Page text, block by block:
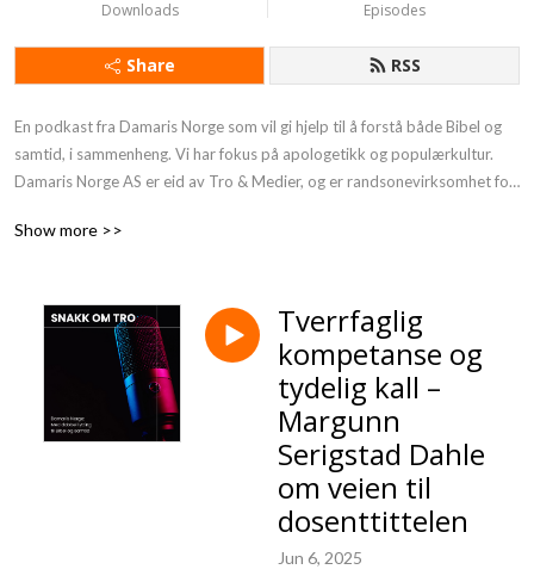
Downloads Episodes
Share RSS
En podkast fra Damaris Norge som vil gi hjelp til å forstå både Bibel og
samtid, i sammenheng. Vi har fokus på apologetikk og populærkultur.
Damaris Norge AS er eid av Tro & Medier, og er randsonevirksomhet for
livssyn.
Show more >>
Tverrfaglig
kompetanse og
tydelig kall –
Margunn
Serigstad Dahle
om veien til
dosenttittelen
Jun 6, 2025